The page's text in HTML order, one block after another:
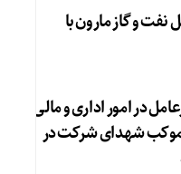
نفت و گاز مارون با
در امور اداری و مالی
موکب شهدای شرکت در